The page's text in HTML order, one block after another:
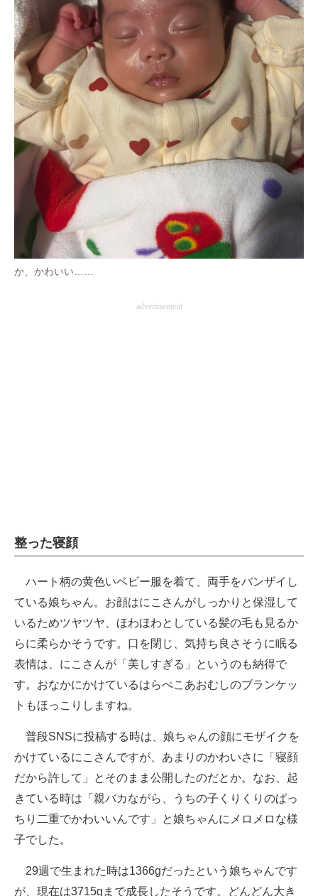
か、かわいい……
advertisement
整った寝顔
ハート柄の黄色いベビー服を着て、両手をバンザイし
ている娘ちゃん。お顔はにこさんがしっかりと保湿して
いるためツヤツヤ、ほわほわとしている髪の毛も見るか
らに柔らかそうです。口を閉じ、気持ち良さそうに眠る
表情は、にこさんが「美しすぎる」というのも納得で
す。おなかにかけているはらぺこあおむしのブランケッ
トもほっこりしますね。
普段SNSに投稿する時は、娘ちゃんの顔にモザイクを
かけているにこさんですが、あまりのかわいさに「寝顔
だから許して」とそのまま公開したのだとか。なお、起
きている時は「親バカながら、うちの子くりくりのぱっ
ちり二重でかわいいんです」と娘ちゃんにメロメロな様
子でした。
29週で生まれた時は1366gだったという娘ちゃんです
が、現在は3715gまで成長したそうです。どんどん大き